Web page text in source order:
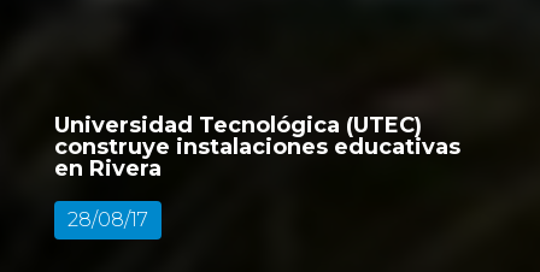
Universidad Tecnológica (UTEC)
construye instalaciones educativas
en Rivera
28/08/17